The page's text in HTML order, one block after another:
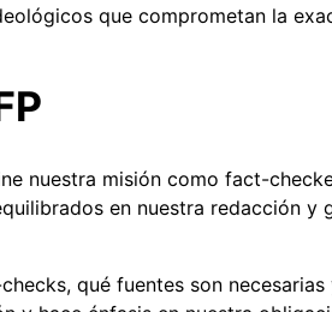
que comprometan la
nuestra misión como fact-
en nuestra redacción y
qué fuentes son